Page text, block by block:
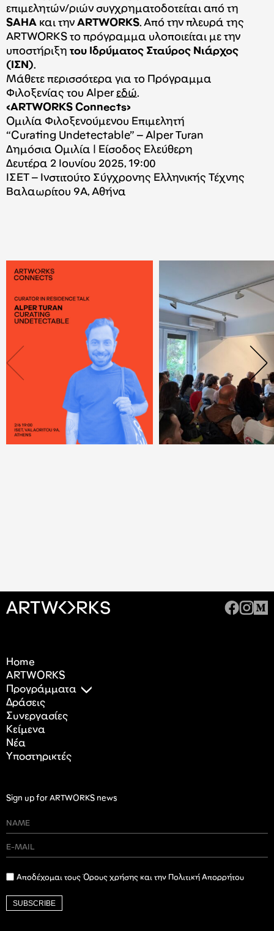
επιμελητών/ριών συγχρηματοδοτείται από τη
SAHA και την ARTWORKS. Από την πλευρά της
ARTWORKS το πρόγραμμα υλοποιείται με την
υποστήριξη του Ιδρύματος Σταύρος Νιάρχος
(ΙΣΝ).
Mάθετε περισσότερα για το Πρόγραμμα
Φιλοξενίας του Alper εδώ.
<ARTWORKS Connects>
Ομιλία Φιλοξενούμενου Επιμελητή
“Curating Undetectable” – Alper Turan
Δημόσια Ομιλία | Είσοδος Ελεύθερη
Δευτέρα 2 Ιουνίου 2025, 19:00
ΙΣΕΤ – Ινστιτούτο Σύγχρονης Ελληνικής Τέχνης
Βαλαωρίτου 9Α, Αθήνα
Home
ARTWORKS
Προγράμματα
Δράσεις
Συνεργασίες
Κείμενα
Nέα
Υποστηρικτές
Sign up for ARTWORKS news
Αποδέχομαι τους Όρους χρήσης και την Πολιτική Απορρήτου
SUBSCRIBE